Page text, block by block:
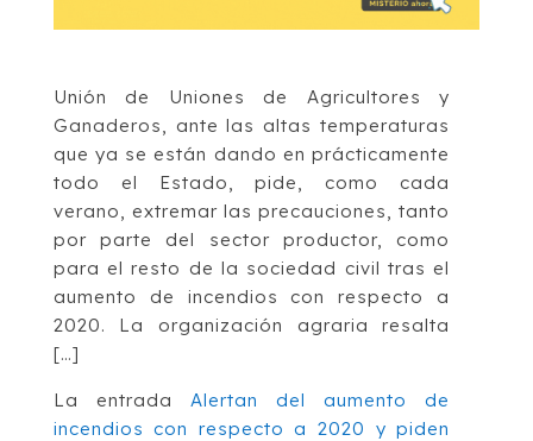
Unión de Uniones de Agricultores y
Ganaderos, ante las altas temperaturas
que ya se están dando en prácticamente
todo el Estado, pide, como cada
verano, extremar las precauciones, tanto
por parte del sector productor, como
para el resto de la sociedad civil tras el
aumento de incendios con respecto a
2020. La organización agraria resalta
[…]
La entrada Alertan del aumento de
incendios con respecto a 2020 y piden